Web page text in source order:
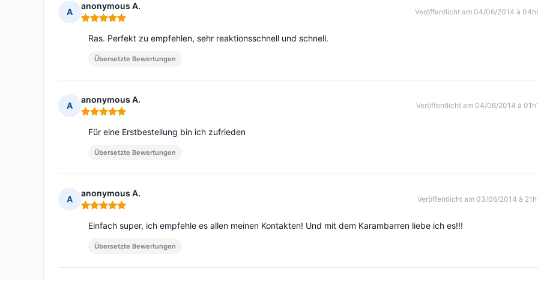
A
anonymous A.
Hinweis: 5 von 5
Veröffentlicht am 04/06/2014 à
Ras. Perfekt zu empfehlen, sehr reaktionsschnell und schnell.
Übersetzte Bewertungen
A
anonymous A.
Hinweis: 5 von 5
Veröffentlicht am 04/06/2014 à
Für eine Erstbestellung bin ich zufrieden
Übersetzte Bewertungen
A
anonymous A.
Hinweis: 5 von 5
Veröffentlicht am 03/06/2014 à
Einfach super, ich empfehle es allen meinen Kontakten! Und mit dem Karambarren liebe ich es!!!
Übersetzte Bewertungen